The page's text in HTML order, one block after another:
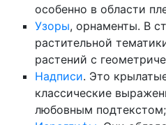
особенно в области
Узоры, орнаменты. В
растительной
растений с
Надписи. Это
классические
любовным подтекстом;